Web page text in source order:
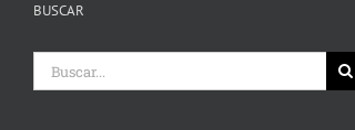
BUSCAR